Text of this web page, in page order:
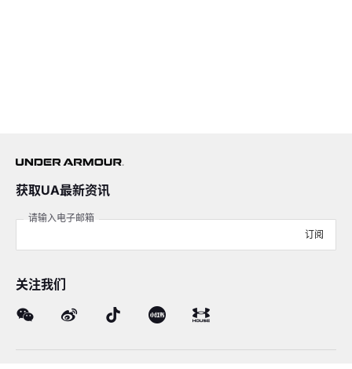
获取UA最新资讯
请输入电子邮箱
订阅
关注我们